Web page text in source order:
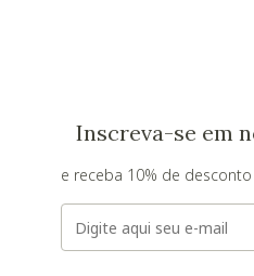
Inscreva-se em
e receba 10% de
E-mail